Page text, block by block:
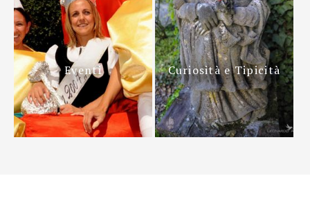
Eventi Curiosità e Tipicità